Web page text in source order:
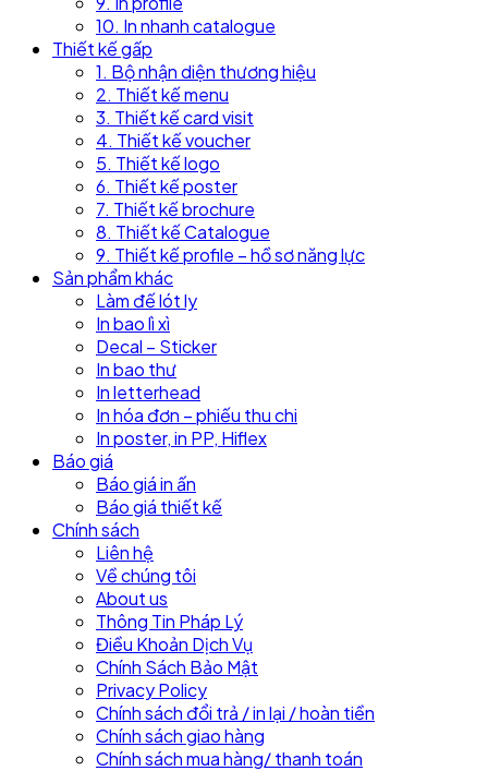
10. In nhanh catalogue
Thiết kế gấp
1. Bộ nhận diện thương hiệu
2. Thiết kế menu
3. Thiết kế card visit
4. Thiết kế voucher
5. Thiết kế logo
6. Thiết kế poster
7. Thiết kế brochure
8. Thiết kế Catalogue
9. Thiết kế profile – hồ sơ năng lực
Sản phẩm khác
Làm đế lót ly
In bao lì xì
Decal – Sticker
In bao thư
In letterhead
In hóa đơn – phiếu thu chi
In poster, in PP, Hiflex
Báo giá
Báo giá in ấn
Báo giá thiết kế
Chính sách
Liên hệ
Về chúng tôi
About us
Thông Tin Pháp Lý
Điều Khoản Dịch Vụ
Chính Sách Bảo Mật
Privacy Policy
Chính sách đổi trả / in lại / hoàn tiền
Chính sách giao hàng
Chính sách mua hàng/ thanh toán